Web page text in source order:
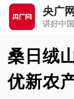
央广
讲好中
桑日绒
优新农